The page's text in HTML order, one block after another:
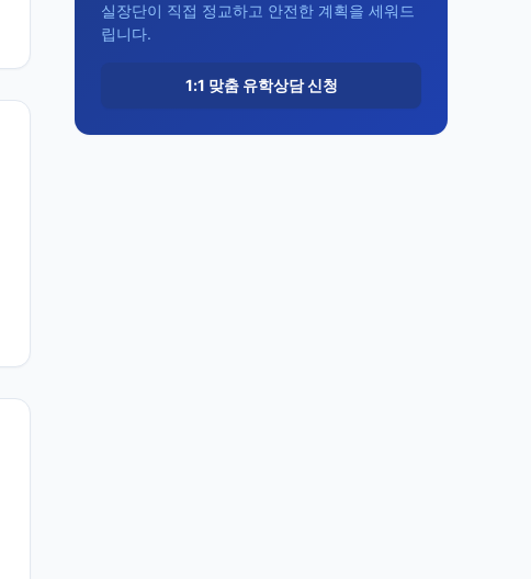
실장단이 직접 정교하고 안전한 계획을 세워드
립니다.
1:1 맞춤 유학상담 신청